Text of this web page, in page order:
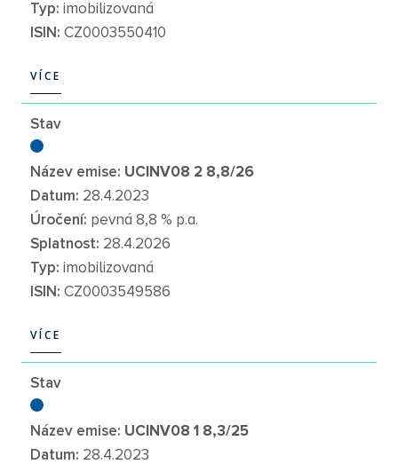
Typ: imobilizovaná
ISIN: CZ0003550410
VÍCE
Stav
Název emise: UCINV08 2 8,8/26
Datum: 28.4.2023
Úročení: pevná 8,8 % p.a.
Splatnost: 28.4.2026
Typ: imobilizovaná
ISIN: CZ0003549586
VÍCE
Stav
Název emise: UCINV08 1 8,3/25
Datum: 28.4.2023